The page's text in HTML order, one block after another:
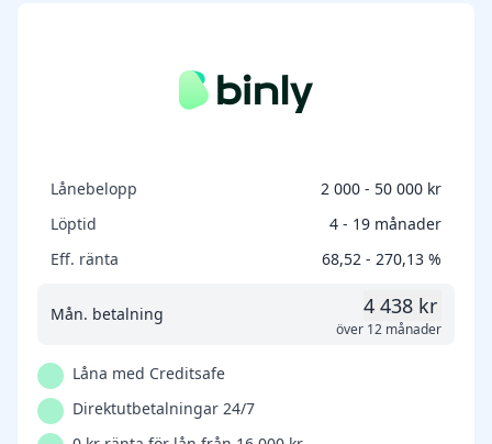
Lånebelopp
2 000 - 50 000 kr
Löptid
4 - 19 månader
Eff. ränta
68,52 - 270,13 %
Mån. betalning 4 438 kr
över 12 månader
Låna med Creditsafe
Direktutbetalningar 24/7